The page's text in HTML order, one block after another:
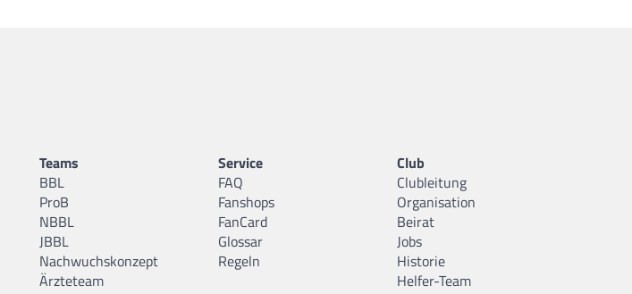
Teams
BBL
ProB
NBBL
JBBL
Nachwuchskonzept
Ärzteteam
Service
FAQ
Fanshops
FanCard
Glossar
Regeln
Club
Clubleitung
Organisation
Beirat
Jobs
Historie
Helfer-Team